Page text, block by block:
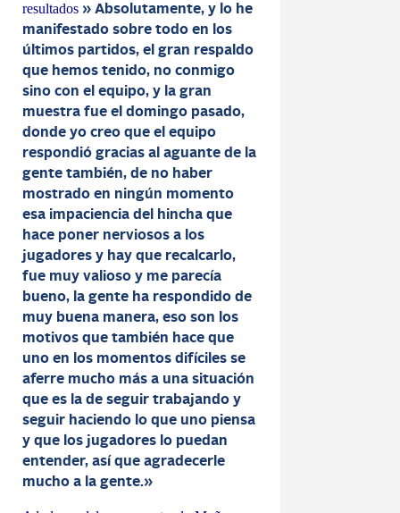
resultados » Absolutamente, y lo he
manifestado sobre todo en los
últimos partidos, el gran respaldo
que hemos tenido, no conmigo
sino con el equipo, y la gran
muestra fue el domingo pasado,
donde yo creo que el equipo
respondió gracias al aguante de la
gente también, de no haber
mostrado en ningún momento
esa impaciencia del hincha que
hace poner nerviosos a los
jugadores y hay que recalcarlo,
fue muy valioso y me parecía
bueno, la gente ha respondido de
muy buena manera, eso son los
motivos que también hace que
uno en los momentos difíciles se
aferre mucho más a una situación
que es la de seguir trabajando y
seguir haciendo lo que uno piensa
y que los jugadores lo puedan
entender, así que agradecerle
mucho a la gente.»